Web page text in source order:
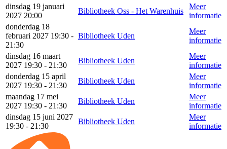
dinsdag 19 januari
2027 20:00
Bibliotheek Oss - Het Warenhuis
Meer
informatie
donderdag 18
februari 2027 19:30 -
21:30
Bibliotheek Uden
Meer
informatie
dinsdag 16 maart
2027 19:30 - 21:30
Bibliotheek Uden
Meer
informatie
donderdag 15 april
2027 19:30 - 21:30
Bibliotheek Uden
Meer
informatie
maandag 17 mei
2027 19:30 - 21:30
Bibliotheek Uden
Meer
informatie
dinsdag 15 juni 2027
19:30 - 21:30
Bibliotheek Uden
Meer
informatie